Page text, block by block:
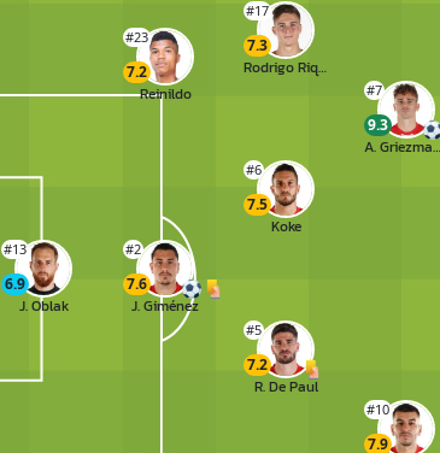
J. Oblak
#13
6.9
J. Giménez
#2
7.6
Reinildo
#23
7.2
R. De Paul
#5
7.2
Koke
#6
7.5
Rodrigo Riquelme
#17
7.3
#10
7.9
A. Griezmann
#7
9.3